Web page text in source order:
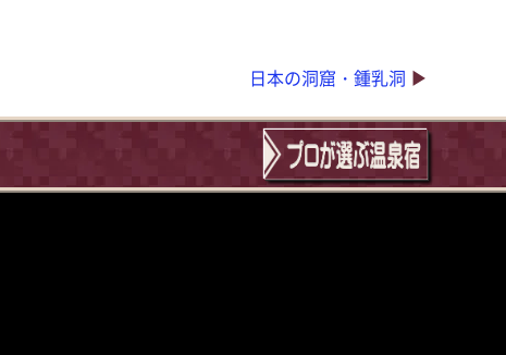
日本の洞窟・鍾乳洞